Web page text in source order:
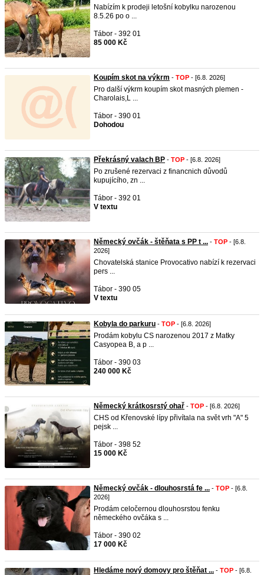
Nabízím k prodeji letošní kobylku narozenou
8.5.26 po o ...
Tábor - 392 01
85 000 Kč
Koupím skot na výkrm - TOP - [6.8. 2026]
Pro další výkrm koupím skot masných plemen -
Charolais,L ...
Tábor - 390 01
Dohodou
Překrásný valach BP - TOP - [6.8. 2026]
Po zrušené rezervaci z financnich důvodů
kupujícího, zn ...
Tábor - 392 01
V textu
Německý ovčák - štěňata s PP t ... - TOP - [6.8.
2026]
Chovatelská stanice Provocativo nabízí k rezervaci
pers ...
Tábor - 390 05
V textu
Kobyla do parkuru - TOP - [6.8. 2026]
Prodám kobylu CS narozenou 2017 z Matky
Casyopea B, a p ...
Tábor - 390 03
240 000 Kč
Německý krátkosrstý ohař - TOP - [6.8. 2026]
CHS od Křenovské lípy přivítala na svět vrh "A" 5
pejsk ...
Tábor - 398 52
15 000 Kč
Německý ovčák - dlouhosrstá fe ... - TOP - [6.8.
2026]
Prodám celočernou dlouhosrstou fenku
německého ovčáka s ...
Tábor - 390 02
17 000 Kč
Hledáme nový domovy pro štěňat ... - TOP - [6.8.